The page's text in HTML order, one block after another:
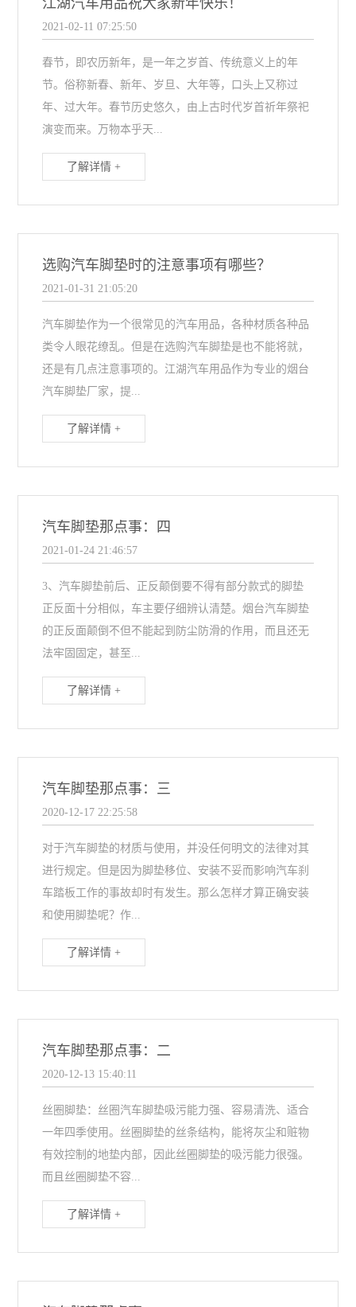
江湖汽车用品祝大家新年快乐！
2021-02-11 07:25:50
春节，即农历新年，是一年之岁首、传统意义上的年
节。俗称新春、新年、岁旦、大年等，口头上又称过
年、过大年。春节历史悠久，由上古时代岁首祈年祭祀
演变而来。万物本乎天...
了解详情 +
选购汽车脚垫时的注意事项有哪些？
2021-01-31 21:05:20
汽车脚垫作为一个很常见的汽车用品，各种材质各种品
类令人眼花缭乱。但是在选购汽车脚垫是也不能将就，
还是有几点注意事项的。江湖汽车用品作为专业的烟台
汽车脚垫厂家，提...
了解详情 +
汽车脚垫那点事：四
2021-01-24 21:46:57
3、汽车脚垫前后、正反颠倒要不得有部分款式的脚垫
正反面十分相似，车主要仔细辨认清楚。烟台汽车脚垫
的正反面颠倒不但不能起到防尘防滑的作用，而且还无
法牢固固定，甚至...
了解详情 +
汽车脚垫那点事：三
2020-12-17 22:25:58
对于汽车脚垫的材质与使用，并没任何明文的法律对其
进行规定。但是因为脚垫移位、安装不妥而影响汽车刹
车踏板工作的事故却时有发生。那么怎样才算正确安装
和使用脚垫呢？作...
了解详情 +
汽车脚垫那点事：二
2020-12-13 15:40:11
丝圈脚垫：丝圈汽车脚垫吸污能力强、容易清洗、适合
一年四季使用。丝圈脚垫的丝条结构，能将灰尘和赃物
有效控制的地垫内部，因此丝圈脚垫的吸污能力很强。
而且丝圈脚垫不容...
了解详情 +